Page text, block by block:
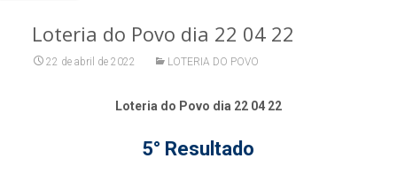
Loteria do Povo dia 22 04 22
22 de abril de 2022 LOTERIA DO POVO
Loteria do Povo dia 22 04 22
5° Resultado